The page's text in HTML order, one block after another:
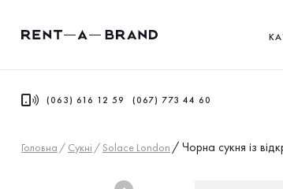
(063) 616 12 59 (067) 773 44 60
Головна / Сукнi /Solace London /Чорна сукня із